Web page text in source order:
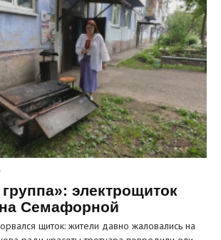
электрощиток
Семафорной
щиток: жители давно жаловались на